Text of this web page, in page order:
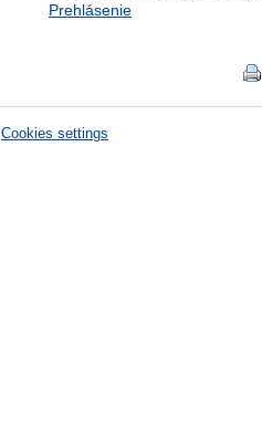
Prehlásenie
Cookies settings